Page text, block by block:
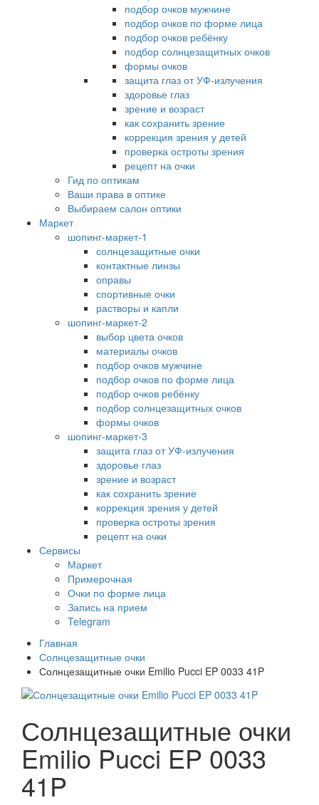
подбор очков мужчине
подбор очков по форме лица
подбор очков ребёнку
подбор солнцезащитных очков
формы очков
защита глаз от УФ-излучения
здоровье глаз
зрение и возраст
как сохранить зрение
коррекция зрения у детей
проверка остроты зрения
рецепт на очки
Гид по оптикам
Ваши права в оптике
Выбираем салон оптики
Маркет
шопинг-маркет-1
солнцезащитные очки
контактные линзы
оправы
спортивные очки
растворы и капли
шопинг-маркет-2
выбор цвета очков
материалы очков
подбор очков мужчине
подбор очков по форме лица
подбор очков ребёнку
подбор солнцезащитных очков
формы очков
шопинг-маркет-3
защита глаз от УФ-излучения
здоровье глаз
зрение и возраст
как сохранить зрение
коррекция зрения у детей
проверка остроты зрения
рецепт на очки
Сервисы
Маркет
Примерочная
Очки по форме лица
Запись на прием
Telegram
Главная
Солнцезащитные очки
Солнцезащитные очки Emilio Pucci EP 0033 41P
Солнцезащитные очки
Emilio Pucci EP 0033
41P